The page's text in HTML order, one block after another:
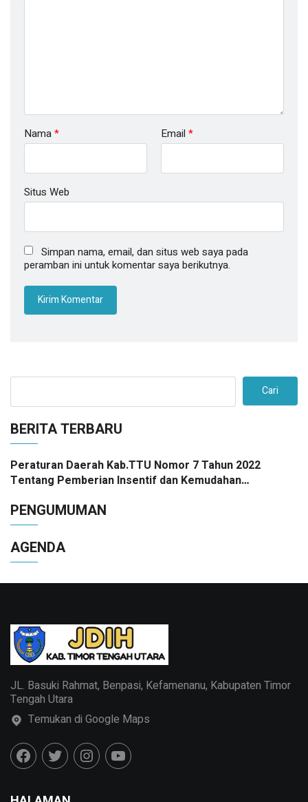
Nama* Email *
Situs Web
Simpan nama, email, dan situs web saya pada
peramban ini untuk komentar saya berikutnya.
Cari
BERITA TERBARU
Peraturan Daerah Kab.TTU Nomor 7 Tahun 2022
Tentang Pemberian Insentif dan Kemudahan
PENGUMUMAN
AGENDA
JL. Basuki Rahmat, Benpasi, Kefamenanu, Kabupaten Timor
Tengah Utara
Temukan di Google Maps